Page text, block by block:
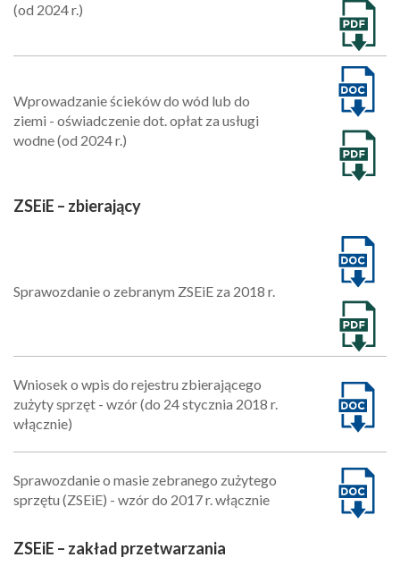
(od 2024 r.)
Wprowadzanie ścieków do wód lub do
ziemi - oświadczenie dot. opłat za usługi
wodne (od 2024 r.)
ZSEiE – zbierający
Sprawozdanie o zebranym ZSEiE za 2018 r.
Wniosek o wpis do rejestru zbierającego
zużyty sprzęt - wzór (do 24 stycznia 2018 r.
włącznie)
Sprawozdanie o masie zebranego zużytego
sprzętu (ZSEiE) - wzór do 2017 r. włącznie
ZSEiE – zakład przetwarzania